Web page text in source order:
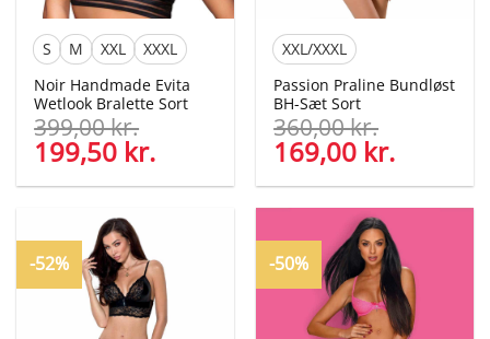
S M XXL
XXXL
Noir Handmade Evita
Wetlook Bralette Sort
399,00kr.
Den
oprindelige
pris
399,00 kr..
199,50 kr.
pris
199,50 kr..
XXL/XXXL
Passion Praline Bundløst
BH-Sæt Sort
360,00kr.
Den
oprindelige
pris
var:
360,00 kr..
169,00 kr.
pris
er:
169,00
-52% -50%